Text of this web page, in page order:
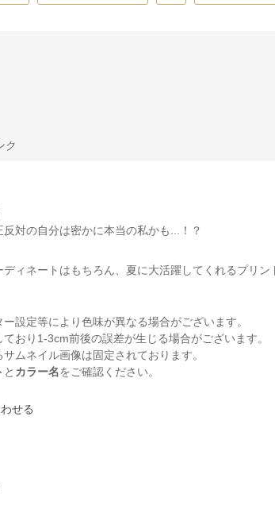
ク
対の自分は密かに本当の私かも...！？
ィネートはもちろん、夏に大活躍してくれるプリン
設定等により色味が異なる場合がございます。
おり1-3cm前後の誤差が生じる場合がございます。
ムネイル画像は固定されております。
と カラー名をご確認ください。
せる